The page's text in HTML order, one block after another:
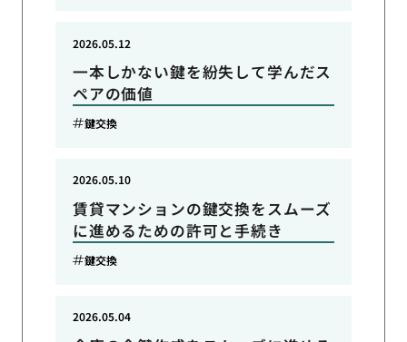
一本しかない鍵を紛失して学んだス
ペアの価値
2026.05.12
鍵交換
賃貸マンションの鍵交換をスムーズ
に進めるための許可と手続き
2026.05.10
鍵交換
2026.05.04